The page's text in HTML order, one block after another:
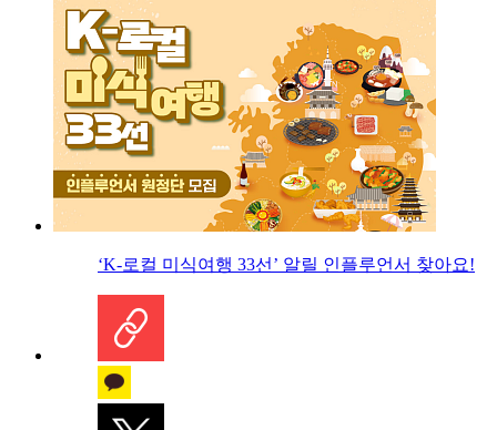
‘K-로컬 미식여행 33선’ 알릴 인플루언서 찾아요!